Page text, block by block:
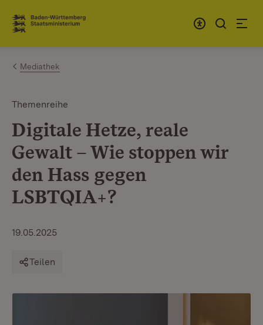
Zum Inhalt springen
Link zur Startseite
Mediathek
Themenreihe
Digitale Hetze, reale
Gewalt – Wie stoppen wir
den Hass gegen
LSBTQIA+?
19.05.2025
Teilen